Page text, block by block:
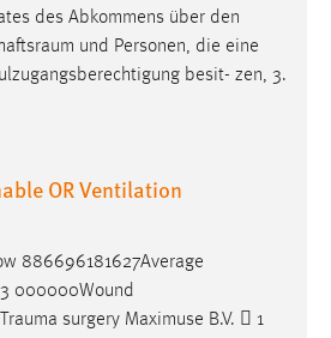
des Abkommens über den
und Personen, die eine
besit- zen, 3.
OR Ventilation
886696181627Average
000000Wound
Trauma surgery Maximuse B.V.  1
und Social Media
gesetzt.